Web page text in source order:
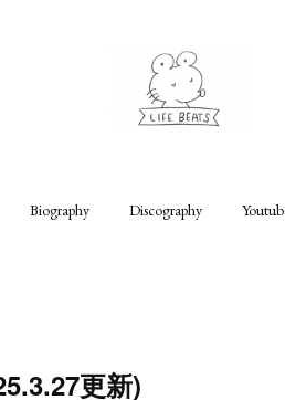
Biography Discography
更新)